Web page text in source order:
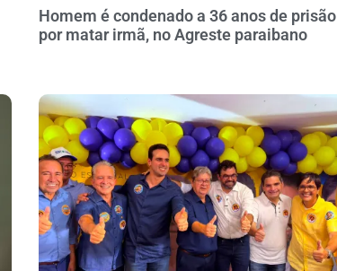
Homem é condenado a 36 anos de prisão
por matar irmã, no Agreste paraibano